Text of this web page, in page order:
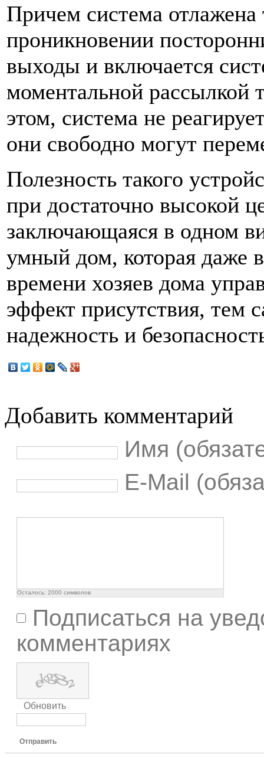
Причем система
проникновении
выходы и включается
моментальной рассылкой
этом, система не
они свободно могут
Полезность такого
при достаточно высокой
заключающаяся в одном
умный дом, которая даже
времени хозяев дома
эффект присутствия, тем
надежность и
Добавить комментарий
Имя
E-Mail
Осталось: 2000 символов
Подписаться на
комментариях
Обновить
Отправить